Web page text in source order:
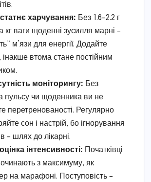
харчування: Без 1.6-2.2 г
кг ваги щоденні зусилля марні –
м’язи для енергії. Додайте
інакше втома стане постійним
моніторингу: Без
пульсу чи щоденника ви не
перетренованості. Регулярно
сон і настрій, бо ігнорування
– шлях до лікарні.
інтенсивності: Початківці
з максимуму, як
на марафоні. Поступовість –